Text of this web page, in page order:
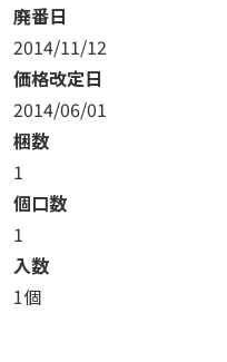
廃番日
2014/11/12
価格改定日
2014/06/01
梱数
1
個口数
1
入数
1個